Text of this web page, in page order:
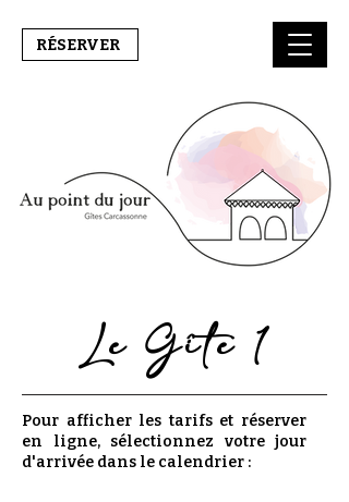
RÉSERVER
Le Gîte 1
Pour afficher les tarifs et réserver
en ligne, sélectionnez votre jour
d'arrivée dans le calendrier :